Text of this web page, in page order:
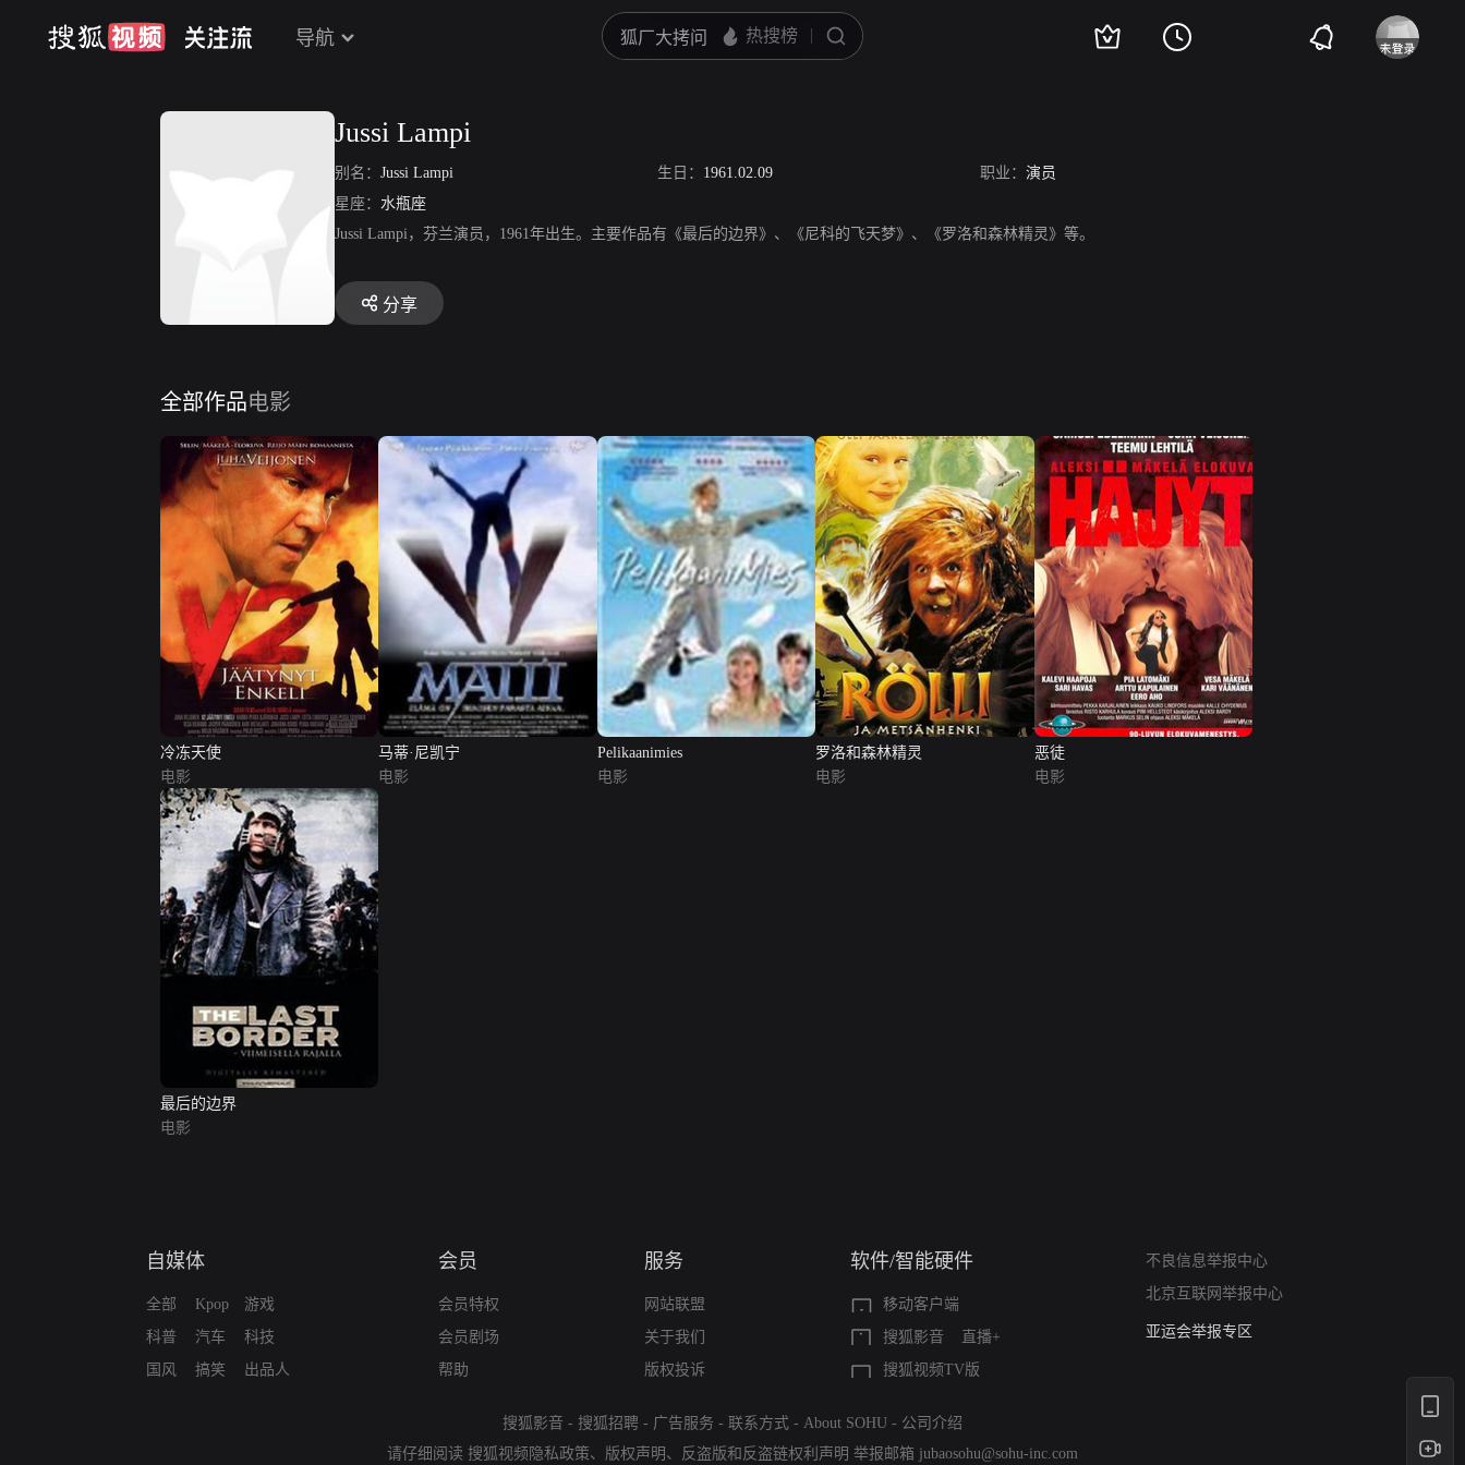
导航
Jussi Lampi
别名： Jussi Lampi 生日： 1961.02.09 职业： 演员
星座： 水瓶座
Jussi Lampi，芬兰演员，1961年出生。主要作品有《最后的边界》、《尼科的飞天梦》、《罗洛和森林精灵》等。
分享
全部作品电影
冷冻天使
电影
马蒂·尼凯宁
电影
Pelikaanimies
电影
罗洛和森林精灵
电影
恶徒
电影
最后的边界
电影
自媒体
全部
科普
国风
Kpop
汽车
搞笑
游戏
科技
出品人
会员
会员特权
会员剧场
帮助
服务
网站联盟
关于我们
版权投诉
软件/智能硬件
移动客户端
搜狐影音
直播+
搜狐视频TV版
不良信息举报中心
北京互联网举报中心
算法推荐专项举报
亚运会举报专区
搜狐影音 - 搜狐招聘 - 广告服务 - 联系方式 - About SOHU - 公司介绍
请仔细阅读 搜狐视频隐私政策、 版权声明 、 反盗版和反盗链权利声明 举报邮箱 jubaosohu@sohu-inc.com